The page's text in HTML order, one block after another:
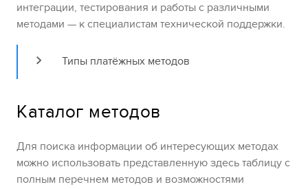
интеграции, тестирования и работы с различными
методами — к специалистам технической поддержки.
Типы платёжных методов
Каталог методов
Для поиска информации об интересующих методах
можно использовать представленную здесь таблицу с
полным перечнем методов и возможностями